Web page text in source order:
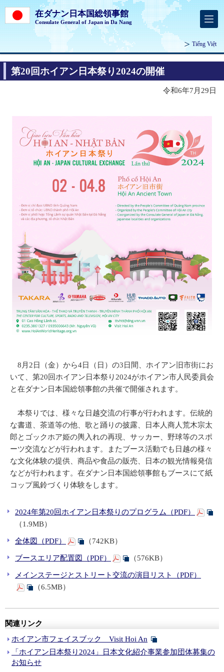
在ダナン日本国総領事館
Consulate General of Japan in Da Nang
Tiếng Việt
第20回ホイアン日本祭り2024の開催
令和6年7月29日
8月2日（金）から4日（日）の3日間、ホイアン旧市街にお
いて、第20回ホイアン日本祭り2024がホイアン市人民委員会
と在ダナン日本国総領事館の共催で開催されます。
本祭りでは、様々な日越交流の行事が行われます。伝統的
な書道、茶道等の他、歌と踊りの披露、日本人商人荒木宗太
郎とゴックホア姫の輿入れの再現、サッカー、野球等のスポ
ーツ交流などが行われます。またブース活動でも日越の様々
な文化体験の提供、商品や食品の販売、日本の観光情報発信
などが行われます。在ダナン日本国総領事館もブースにて紙
コップ風鈴づくり体験をします。
2024年第20回ホイアン日本祭りのプログラム（PDF）
（1.9MB）
全体図（PDF） （742KB）
ブースエリア配置図（PDF） （576KB）
メインステージとストリート交流の演目リスト（PDF）
（6.5MB）
関連リンク
ホイアン市フェイスブック Visit Hoi An
「ホイアン日本祭り2024」日本文化紹介事業参加団体募集の
お知らせ